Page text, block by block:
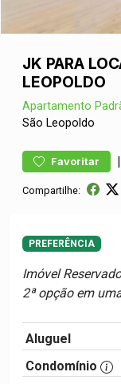
JK PARA
LEOPOLDO
Apartamento
São Leopoldo
Favoritar |
Compartilhe:
PREFERÊNCIA
Imóvel
2ª opção em
Aluguel
Condomínio